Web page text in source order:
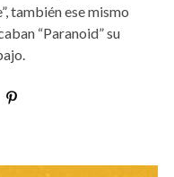
también ese mismo
“Paranoid” su